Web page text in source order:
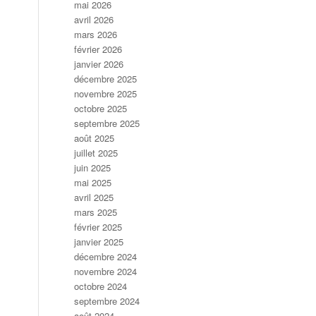
mai 2026
avril 2026
mars 2026
février 2026
janvier 2026
décembre 2025
novembre 2025
octobre 2025
septembre 2025
août 2025
juillet 2025
juin 2025
mai 2025
avril 2025
mars 2025
février 2025
janvier 2025
décembre 2024
novembre 2024
octobre 2024
septembre 2024